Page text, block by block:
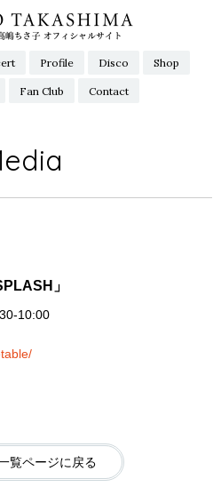
Profile Disco Shop
Fan Club Contact
」
10:00
覧ページに戻る